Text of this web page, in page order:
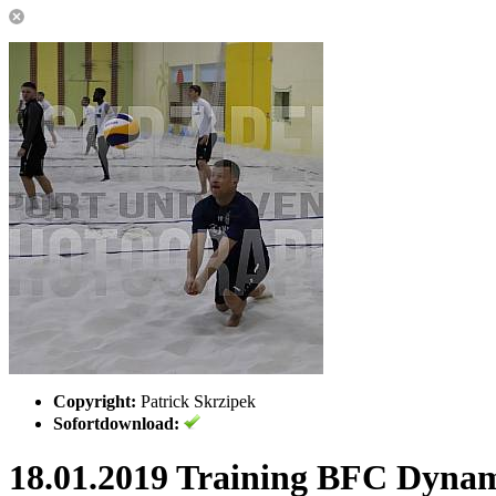
Copyright: Patrick Skrzipek
Sofortdownload:
18.01.2019 Training BFC